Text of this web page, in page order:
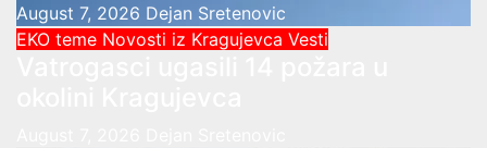
August 7, 2026 Dejan Sretenovic
EKO teme Novosti iz Kragujevca Vesti